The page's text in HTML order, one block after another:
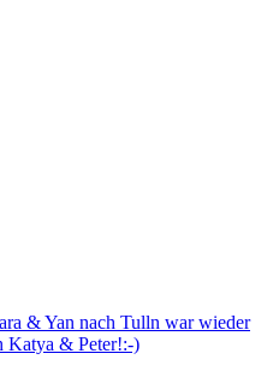
& Yan nach Tulln war wieder
Katya & Peter!:-)